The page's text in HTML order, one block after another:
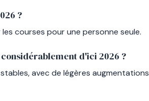
?
courses pour une personne seule.
d'ici 2026 ?
avec de légères augmentations